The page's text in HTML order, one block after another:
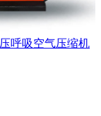
呼吸空气压缩机